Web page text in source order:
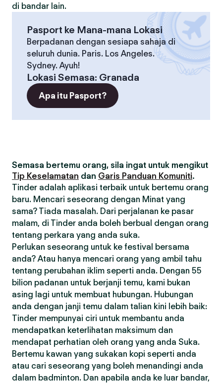
di bandar lain.
Pasport ke Mana-mana Lokasi
Berpadanan dengan sesiapa sahaja di
seluruh dunia. Paris. Los Angeles.
Sydney. Ayuh!
Lokasi Semasa: Granada
Apa itu Pasport?
Semasa bertemu orang, sila ingat untuk mengikut
Tip Keselamatan dan Garis Panduan Komuniti.
Tinder adalah aplikasi terbaik untuk bertemu orang
baru. Mencari seseorang dengan Minat yang
sama? Tiada masalah. Dari perjalanan ke pasar
malam, di Tinder anda boleh berbual dengan orang
tentang perkara yang anda suka.
Perlukan seseorang untuk ke festival bersama
anda? Atau hanya mencari orang yang ambil tahu
tentang perubahan iklim seperti anda. Dengan 55
bilion padanan untuk berjanji temu, kami bukan
asing lagi untuk membuat hubungan. Hubungan
anda dengan janji temu dalam talian kini lebih baik:
Tinder mempunyai ciri untuk membantu anda
mendapatkan keterlihatan maksimum dan
mendapat perhatian oleh orang yang anda Suka.
Bertemu kawan yang sukakan kopi seperti anda
atau cari seseorang yang boleh menandingi anda
dalam badminton. Dan apabila anda ke luar bandar,